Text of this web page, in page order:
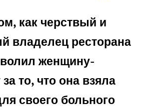
как черствый и
владелец ресторана
женщину-
то, что она взяла
своего больного